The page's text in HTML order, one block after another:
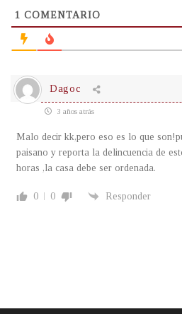
1 COMENTARIO
Dagoc
3 años atrás
Malo decir kk,pero eso es lo que
paisano y reporta la delincuencia de
horas ,la casa debe ser ordenada.
0 0 Responder